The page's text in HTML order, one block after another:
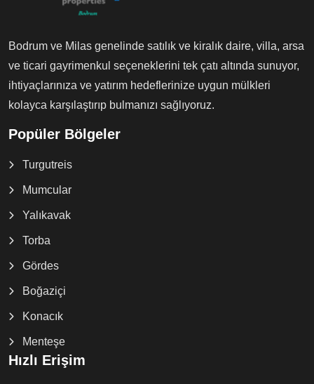
Bodrum ve Milas genelinde satılık ve kiralık daire, villa, arsa
ve ticari gayrimenkul seçeneklerini tek çatı altında sunuyor,
ihtiyaçlarınıza ve yatırım hedeflerinize uygun mülkleri
kolayca karşılaştırıp bulmanızı sağlıyoruz.
Popüler Bölgeler
Turgutreis
Mumcular
Yalıkavak
Torba
Gördes
Boğaziçi
Konacık
Menteşe
Hızlı Erişim